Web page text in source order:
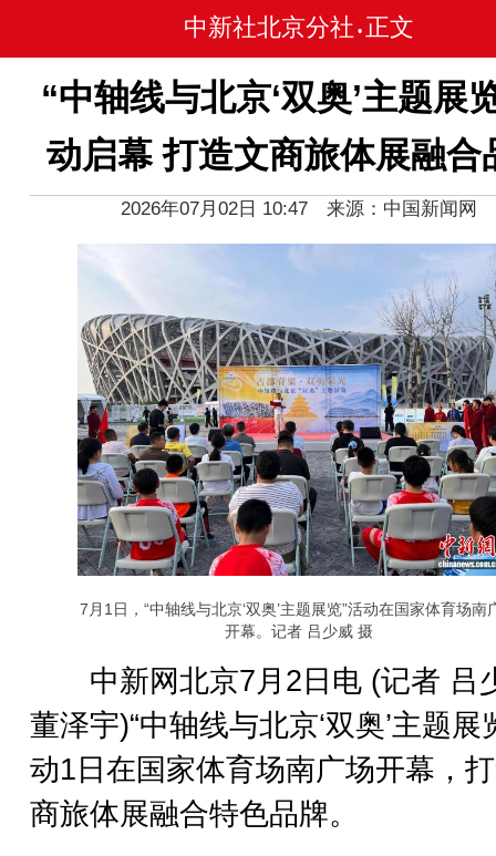
中新社北京分社 • 正文
“中轴线与北京‘双奥’主题展
动启幕 打造文商旅体展融合
2026年07月02日 10:47 来源：中国新闻网
7月1日，“中轴线与北京‘双奥’主题展览”活动在国家体育场南
开幕。记者 吕少威 摄
中新网北京7月2日电 (记者 吕
董泽宇)“中轴线与北京‘双奥’主题展
动1日在国家体育场南广场开幕，
商旅体展融合特色品牌。